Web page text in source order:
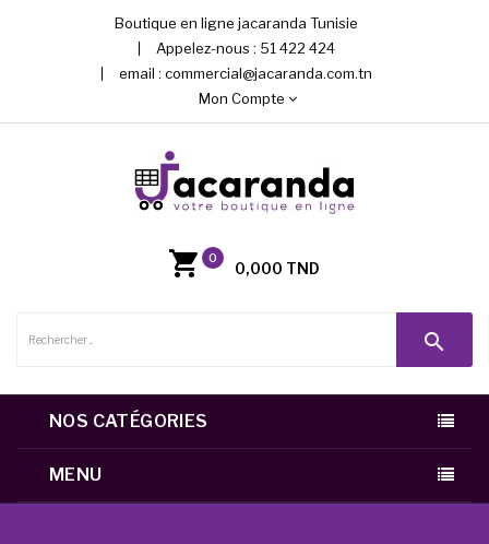
Boutique en ligne jacaranda Tunisie
Appelez-nous : 51 422 424
email : commercial@jacaranda.com.tn
Mon Compte
0
0,000 TND
search
NOS CATÉGORIES
MENU